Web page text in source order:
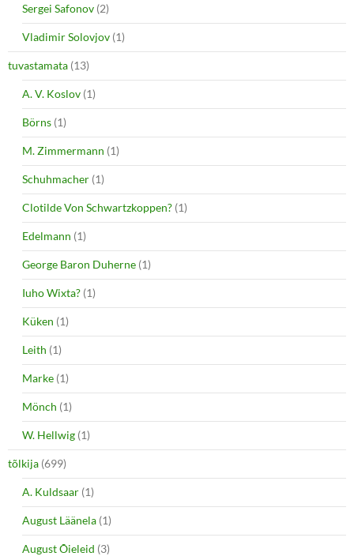
Sergei Safonov (2)
Vladimir Solovjov (1)
tuvastamata (13)
A. V. Koslov (1)
Börns (1)
M. Zimmermann (1)
Schuhmacher (1)
Clotilde Von Schwartzkoppen? (1)
Edelmann (1)
George Baron Duherne (1)
Iuho Wixta? (1)
Küken (1)
Leith (1)
Marke (1)
Mönch (1)
W. Hellwig (1)
tõlkija (699)
A. Kuldsaar (1)
August Läänela (1)
August Õieleid (3)